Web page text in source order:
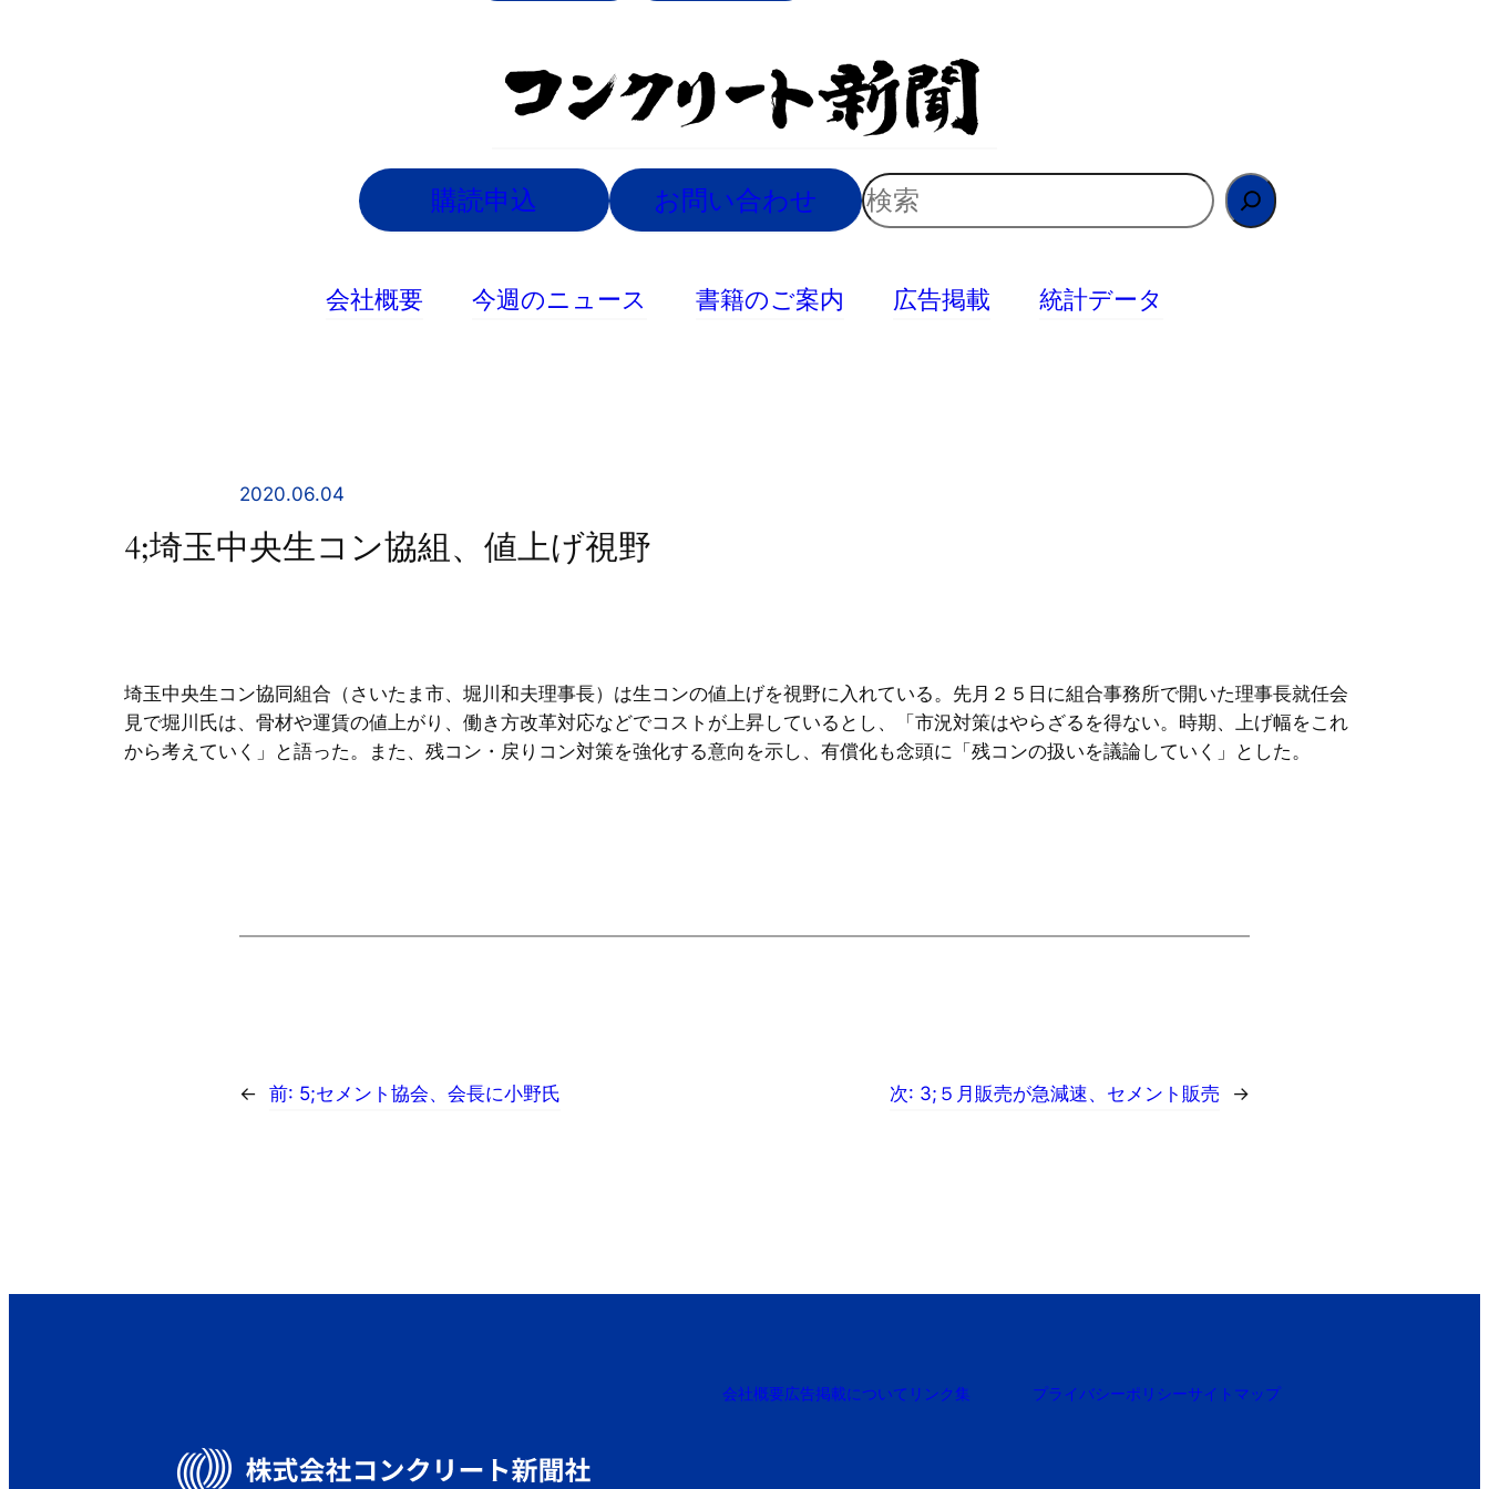
購読申込 お問い合わせ
検
索
会社概要 今週のニュース 書籍のご案内 広告掲載 統計データ
2020.06.04
4;埼玉中央生コン協組、値上げ視野
埼玉中央生コン協同組合（さいたま市、堀川和夫理事長）は生コンの値上げを視野に入れている。先月２５日に組合事務所で開いた理事長就任会
見で堀川氏は、骨材や運賃の値上がり、働き方改革対応などでコストが上昇しているとし、「市況対策はやらざるを得ない。時期、上げ幅をこれ
から考えていく」と語った。また、残コン・戻りコン対策を強化する意向を示し、有償化も念頭に「残コンの扱いを議論していく」とした。
← 前: 5;セメント協会、会長に小野氏 次: 3;５月販売が急減速、セメント販売 →
会社概要広告掲載について リンク集 プライバシーポリシーサイトマップ